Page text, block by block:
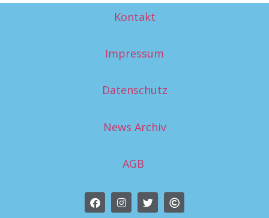
Kontakt
Impressum
Datenschutz
News Archiv
AGB